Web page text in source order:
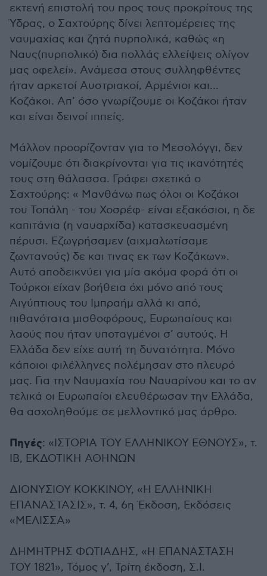
εκτενή επιστολή του προς τους προκρίτους της
Ύδρας, ο Σαχτούρης δίνει λεπτομέρειες της
ναυμαχίας και ζητά πυρπολικά, καθώς «η
Ναυς(πυρπολικό) δια πολλάς ελλείψεις ολίγον
μας οφελεί». Ανάμεσα στους συλληφθέντες
ήταν αρκετοί Αυστριακοί, Αρμένιοι και…
Κοζάκοι. Απ’ όσο γνωρίζουμε οι Κοζάκοι ήταν
και είναι δεινοί ιππείς.
Μάλλον προορίζονταν για το Μεσολόγγι, δεν
νομίζουμε ότι διακρίνονται για τις ικανότητές
τους στη θάλασσα. Γράφει σχετικά ο
Σαχτούρης: « Μανθάνω πως όλοι οι Κοζάκοι
του Τοπάλη - του Χοσρέφ- είναι εξακόσιοι, η δε
καπιτάνια (η ναυαρχίδα) κατασκευασμένη
πέρυσι. Εζωγρήσαμεν (αιχμαλωτίσαμε
ζωντανούς) δε και τινας εκ των Κοζάκων».
Αυτό αποδεικνύει για μία ακόμα φορά ότι οι
Τούρκοι είχαν βοήθεια όχι μόνο από τους
Αιγύπτιους του Ιμπραήμ αλλά κι από,
πιθανότατα μισθοφόρους, Ευρωπαίους και
λαούς που ήταν υποταγμένοι σ’ αυτούς. Η
Ελλάδα δεν είχε αυτή τη δυνατότητα. Μόνο
κάποιοι φιλέλληνες πολέμησαν στο πλευρό
μας. Για την Ναυμαχία του Ναυαρίνου και το αν
τελικά οι Ευρωπαίοι ελευθέρωσαν την Ελλάδα,
θα ασχοληθούμε σε μελλοντικό μας άρθρο.
Πηγές: «ΙΣΤΟΡΙΑ ΤΟΥ ΕΛΛΗΝΙΚΟΥ ΕΘΝΟΥΣ», τ.
ΙΒ, ΕΚΔΟΤΙΚΗ ΑΘΗΝΩΝ
ΔΙΟΝΥΣΙΟΥ ΚΟΚΚΙΝΟΥ, «Η ΕΛΛΗΝΙΚΗ
ΕΠΑΝΑΣΤΑΣΙΣ», τ. 4, 6η Έκδοση, Εκδόσεις
«ΜΕΛΙΣΣΑ»
ΔΗΜΗΤΡΗΣ ΦΩΤΙΑΔΗΣ, «Η ΕΠΑΝΑΣΤΑΣΗ
ΤΟΥ 1821», Τόμος γ’, Τρίτη έκδοση, Σ.Ι.